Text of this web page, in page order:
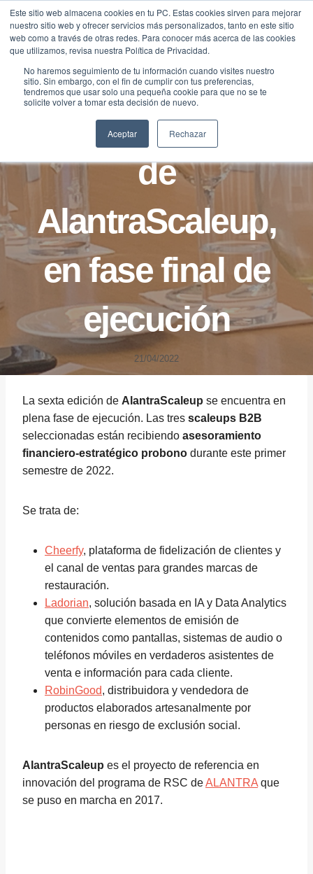
Este sitio web almacena cookies en tu PC. Estas cookies sirven para mejorar
nuestro sitio web y ofrecer servicios más personalizados, tanto en este sitio
web como a través de otras redes. Para conocer más acerca de las cookies
que utilizamos, revisa nuestra Política de Privacidad.
No haremos seguimiento de tu información cuando visites nuestro
sitio. Sin embargo, con el fin de cumplir con tus preferencias,
tendremos que usar solo una pequeña cookie para que no se te
solicite volver a tomar esta decisión de nuevo.
Aceptar Rechazar
Saltar
contenido
NOTICIAS
La sexta edición
de
AlantraScaleup,
en fase final de
ejecución
21/04/2022
La sexta edición de AlantraScaleup se encuentra en
plena fase de ejecución. Las tres scaleups B2B
seleccionadas están recibiendo asesoramiento
financiero-estratégico probono durante este primer
semestre de 2022.
Se trata de:
Cheerfy, plataforma de fidelización de clientes y
el canal de ventas para grandes marcas de
restauración.
Ladorian, solución basada en IA y Data Analytics
que convierte elementos de emisión de
contenidos como pantallas, sistemas de audio o
teléfonos móviles en verdaderos asistentes de
venta e información para cada cliente.
RobinGood, distribuidora y vendedora de
productos elaborados artesanalmente por
personas en riesgo de exclusión social.
AlantraScaleup es el proyecto de referencia en
innovación del programa de RSC deALANTRA que
se puso en marcha en 2017.
Traducir »